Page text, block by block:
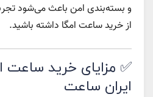
و بسته‌بندی امن باعث می‌شود
از خرید ساعت امگا داشته باشید.
✅ مزایای خرید ساعت
ایران ساعت